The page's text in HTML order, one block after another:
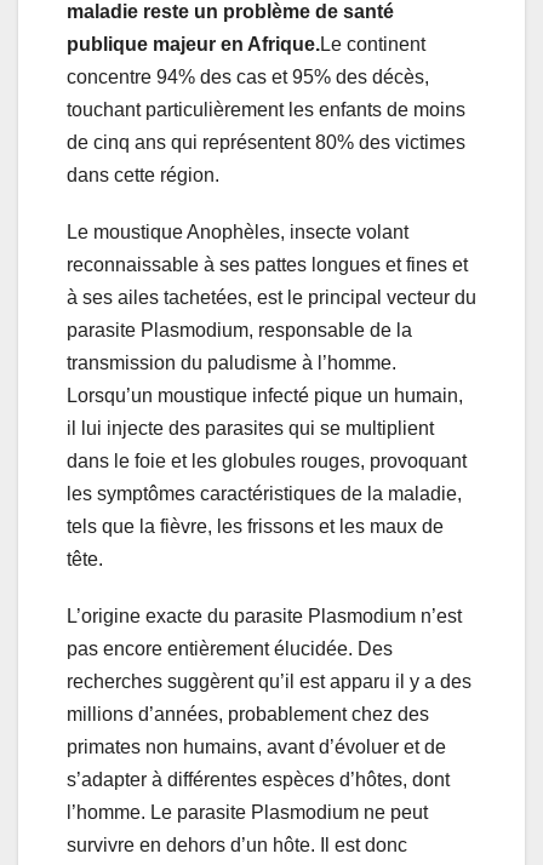
maladie reste un problème de santé
publique majeur en Afrique.Le continent
concentre 94% des cas et 95% des décès,
touchant particulièrement les enfants de moins
de cinq ans qui représentent 80% des victimes
dans cette région.
Le moustique Anophèles, insecte volant
reconnaissable à ses pattes longues et fines et
à ses ailes tachetées, est le principal vecteur du
parasite Plasmodium, responsable de la
transmission du paludisme à l’homme.
Lorsqu’un moustique infecté pique un humain,
il lui injecte des parasites qui se multiplient
dans le foie et les globules rouges, provoquant
les symptômes caractéristiques de la maladie,
tels que la fièvre, les frissons et les maux de
tête.
L’origine exacte du parasite Plasmodium n’est
pas encore entièrement élucidée. Des
recherches suggèrent qu’il est apparu il y a des
millions d’années, probablement chez des
primates non humains, avant d’évoluer et de
s’adapter à différentes espèces d’hôtes, dont
l’homme. Le parasite Plasmodium ne peut
survivre en dehors d’un hôte. Il est donc